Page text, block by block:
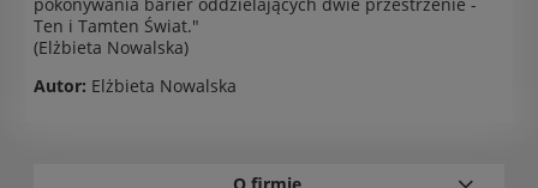
Ten i Tamten Świat."
(Elżbieta Nowalska)
Autor: Elżbieta Nowalska
O firmie